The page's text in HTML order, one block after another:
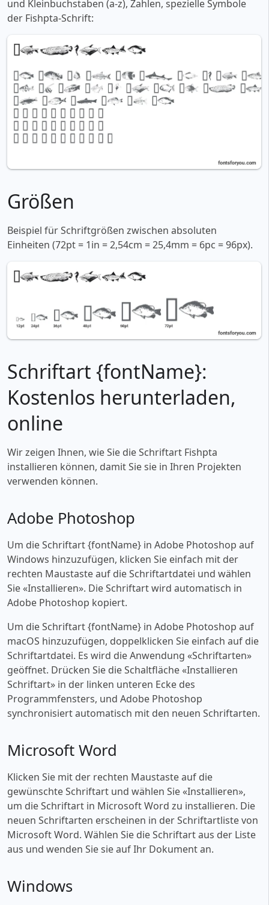
und Kleinbuchstaben (a-z), Zahlen, spezielle Symbole
der Fishpta-Schrift:
Größen
Beispiel für Schriftgrößen zwischen absoluten
Einheiten (72pt = 1in = 2,54cm = 25,4mm = 6pc = 96px).
Schriftart {fontName}:
Kostenlos herunterladen,
online
Wir zeigen Ihnen, wie Sie die Schriftart Fishpta
installieren können, damit Sie sie in Ihren Projekten
verwenden können.
Adobe Photoshop
Um die Schriftart {fontName} in Adobe Photoshop auf
Windows hinzuzufügen, klicken Sie einfach mit der
rechten Maustaste auf die Schriftartdatei und wählen
Sie «‎Installieren». Die Schriftart wird automatisch in
Adobe Photoshop kopiert.
Um die Schriftart {fontName} in Adobe Photoshop auf
macOS hinzuzufügen, doppelklicken Sie einfach auf die
Schriftartdatei. Es wird die Anwendung «‎Schriftarten»
geöffnet. Drücken Sie die Schaltfläche «‎Installieren
Schriftart» in der linken unteren Ecke des
Programmfensters, und Adobe Photoshop
synchronisiert automatisch mit den neuen Schriftarten.
Microsoft Word
Klicken Sie mit der rechten Maustaste auf die
gewünschte Schriftart und wählen Sie «‎Installieren»,
um die Schriftart in Microsoft Word zu installieren. Die
neuen Schriftarten erscheinen in der Schriftartliste von
Microsoft Word. Wählen Sie die Schriftart aus der Liste
aus und wenden Sie sie auf Ihr Dokument an.
Windows